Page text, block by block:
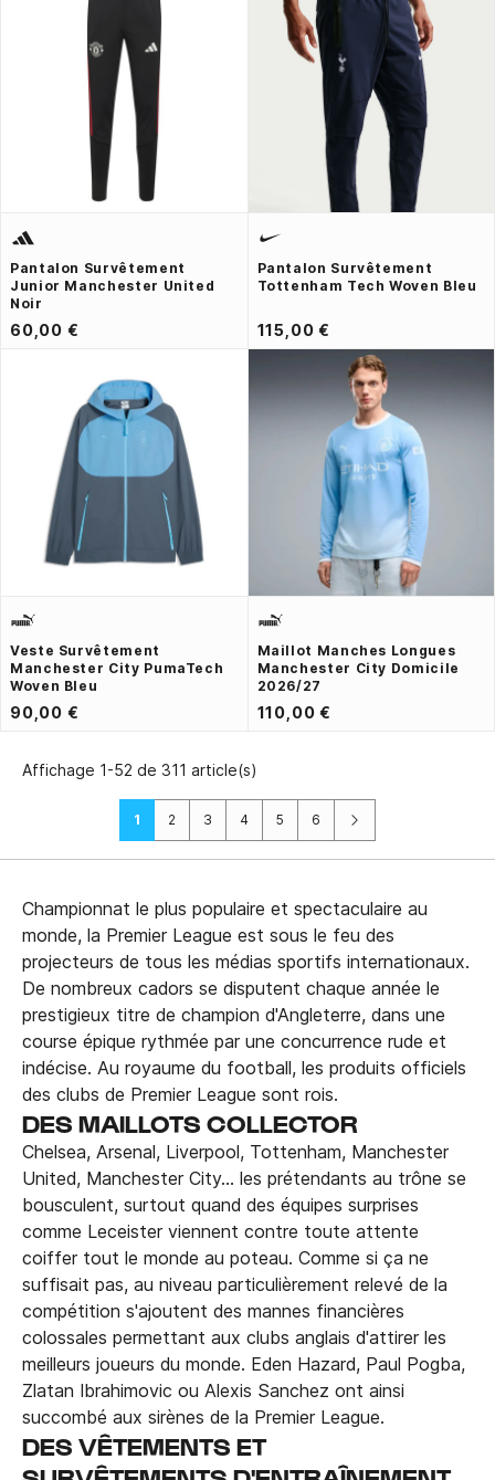
Pantalon Survêtement
Junior Manchester United
Noir
60,00 €
Pantalon Survêtement
Tottenham Tech Woven Bleu
115,00 €
Veste Survêtement
Manchester City PumaTech
Woven Bleu
90,00 €
Maillot Manches Longues
Manchester City Domicile
2026/27
110,00 €
Affichage 1-52 de 311 article(s)
1 2 3 4 5 6 Suivant
Championnat le plus populaire et spectaculaire au
monde, la Premier League est sous le feu des
projecteurs de tous les médias sportifs internationaux.
De nombreux cadors se disputent chaque année le
prestigieux titre de champion d'Angleterre, dans une
course épique rythmée par une concurrence rude et
indécise. Au royaume du football, les produits officiels
des clubs de Premier League sont rois.
DES MAILLOTS COLLECTOR
Chelsea, Arsenal, Liverpool, Tottenham, Manchester
United, Manchester City… les prétendants au trône se
bousculent, surtout quand des équipes surprises
comme Leceister viennent contre toute attente
coiffer tout le monde au poteau. Comme si ça ne
suffisait pas, au niveau particulièrement relevé de la
compétition s'ajoutent des mannes financières
colossales permettant aux clubs anglais d'attirer les
meilleurs joueurs du monde. Eden Hazard, Paul Pogba,
Zlatan Ibrahimovic ou Alexis Sanchez ont ainsi
succombé aux sirènes de la Premier League.
DES VÊTEMENTS ET